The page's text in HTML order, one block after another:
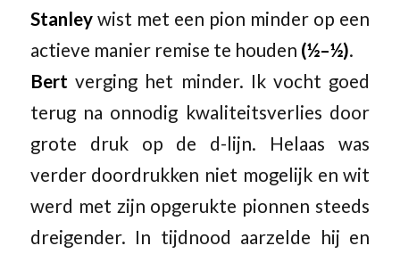
Stanley wist met een pion minder op een
actieve manier remise te houden (½–½).
Bert verging het minder. Ik vocht goed
terug na onnodig kwaliteitsverlies door
grote druk op de d-lijn. Helaas was
verder doordrukken niet mogelijk en wit
werd met zijn opgerukte pionnen steeds
dreigender. In tijdnood aarzelde hij en